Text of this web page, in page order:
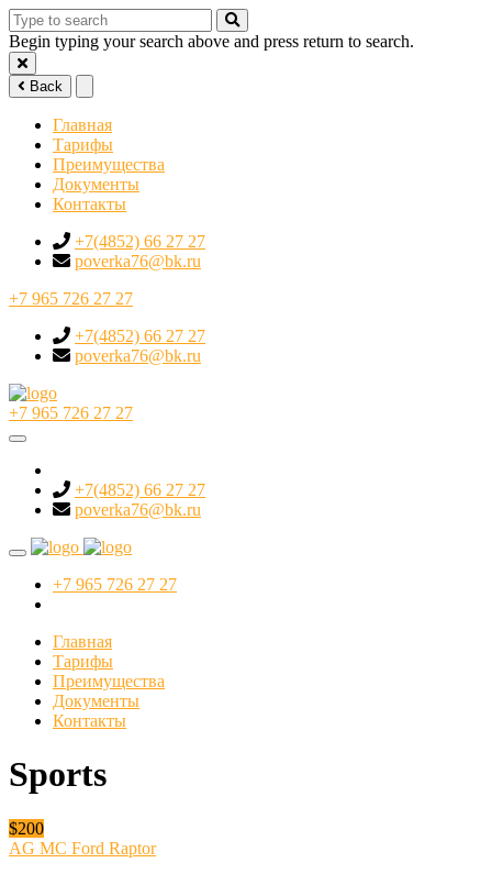
Begin typing your search above and press return to search.
Back
Главная
Тарифы
Преимущества
Документы
Контакты
+7(4852) 66 27 27
poverka76@bk.ru
+7 965 726 27 27
+7(4852) 66 27 27
poverka76@bk.ru
+7 965 726 27 27
+7(4852) 66 27 27
poverka76@bk.ru
+7 965 726 27 27
Главная
Тарифы
Преимущества
Документы
Контакты
Sports
$200
AG MC Ford Raptor